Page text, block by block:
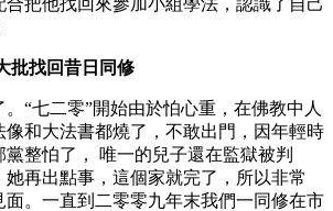
批找回昔日同修
“七二零”開始由於怕心重，在佛教中人
像和大法書都燒了，不敢出門，因年輕時
整怕了， 唯一的兒子還在監獄被判
再出點事，這個家就完了，所以非常
面。一直到二零零九年末我們一同修在市